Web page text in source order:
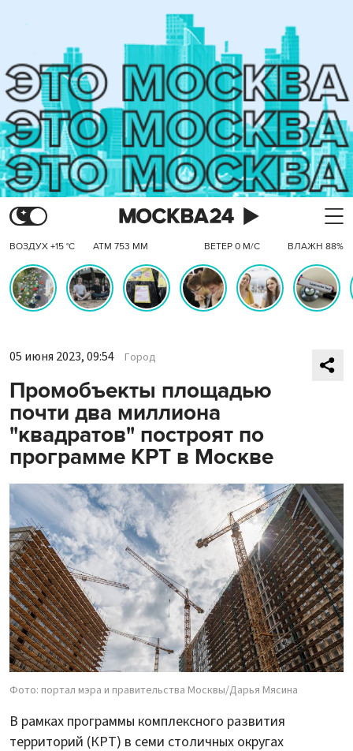
ВОЗДУХ +15 °C АТМ 753 ММ ВЕТЕР 0 М/С ВЛАЖН 88%
05 июня 2023, 09:54 Город
Промобъекты площадью
почти два миллиона
"квадратов" построят по
программе КРТ в Москве
Фото: портал мэра и правительства Москвы/Дарья Мясина
В рамках программы комплексного развития
территорий (КРТ) в семи столичных округах